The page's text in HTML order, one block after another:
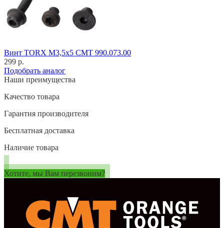
Винт TORX M3,5x5 CMT 990.073.00
299 р.
Подобрать аналог
Наши преимущества
Качество товара
Гарантия производителя
Бесплатная доставка
Наличие товара
Хотите, мы Вам перезвоним?